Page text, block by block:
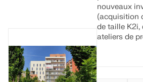
nouveaux
(acquisition
de taille K2i,
ateliers de